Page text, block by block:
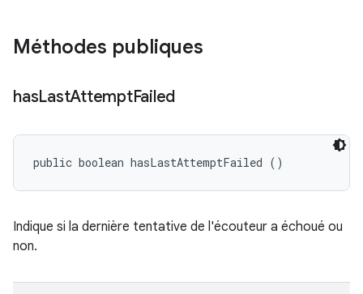
Méthodes publiques
hasLastAttemptFailed
public boolean hasLastAttemptFailed ()
Indique si la dernière tentative de l'écouteur a échoué ou
non.